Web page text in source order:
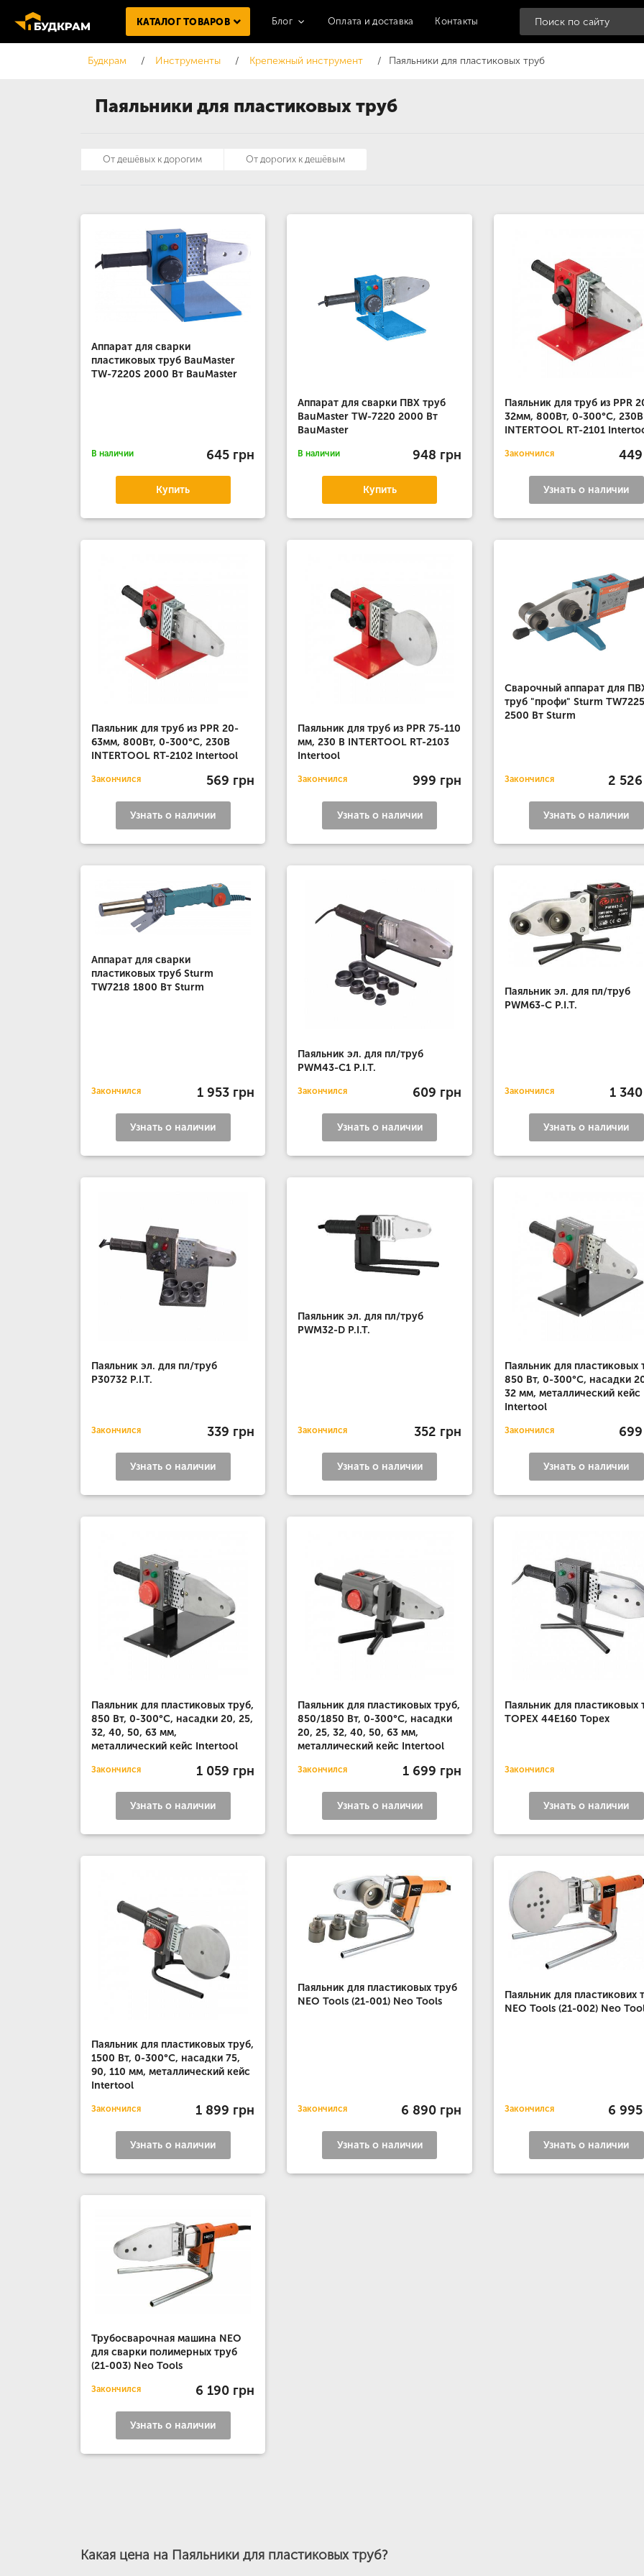
Паяльники для пластиковых труб
КАТАЛОГ ТОВАРОВ Блог Оплата и доставка Контакты
Будкрам Инструменты Крепежный инструмент Паяльники для пластиковых труб
Аппарат для сварки
пластиковых труб BauMaster
TW-7220S 2000 Вт BauMaster
В наличии 645 грн
Купить
Аппарат для сварки ПВХ труб
BauMaster TW-7220 2000 Вт
BauMaster
В наличии 948 грн
Купить
Паяльник для труб из PPR
32мм, 800Вт, 0-300°С, 230В
INTERTOOL RT-2101
Закончился
Узнать о наличии
Паяльник для труб из PPR 20-
63мм, 800Вт, 0-300°С, 230В
INTERTOOL RT-2102 Intertool
Закончился 569 грн
Узнать о наличии
Паяльник для труб из PPR 75-110
мм, 230 В INTERTOOL RT-2103
Intertool
Закончился 999 грн
Узнать о наличии
Сварочный аппарат для
труб "профи" Sturm
2500 Вт Sturm
Закончился 2
Узнать о наличии
Аппарат для сварки
пластиковых труб Sturm
TW7218 1800 Вт Sturm
Закончился 1 953 грн
Узнать о наличии
Паяльник эл. для пл/труб
PWM43-С1 P.I.T.
Закончился 609 грн
Узнать о наличии
Паяльник эл. для пл/труб
PWM63-C P.I.T.
Закончился 1
Узнать о наличии
Паяльник эл. для пл/труб
P30732 P.I.T.
Закончился 339 грн
Узнать о наличии
Паяльник эл. для пл/труб
PWM32-D P.I.T.
Закончился 352 грн
Узнать о наличии
Паяльник для пластиковых
850 Вт, 0-300°C, насадки
32 мм, металлический кейс
Intertool
Закончился
Узнать о наличии
Паяльник для пластиковых труб,
850 Вт, 0-300°C, насадки 20, 25,
32, 40, 50, 63 мм,
металлический кейс Intertool
Закончился 1 059 грн
Узнать о наличии
Паяльник для пластиковых труб,
850/1850 Вт, 0-300°C, насадки
20, 25, 32, 40, 50, 63 мм,
металлический кейс Intertool
Закончился 1 699 грн
Узнать о наличии
Паяльник для пластиковых
TOPEX 44E160 Topex
Закончился
Узнать о наличии
Паяльник для пластиковых труб,
1500 Вт, 0-300°C, насадки 75,
90, 110 мм, металлический кейс
Intertool
Закончился 1 899 грн
Узнать о наличии
Паяльник для пластиковых труб
NEO Tools (21-001) Neo Tools
Закончился 6 890 грн
Узнать о наличии
Паяльник для пластикових
NEO Tools (21-002) Neo
Закончился 6
Узнать о наличии
Трубосварочная машина NEO
для сварки полимерных труб
(21-003) Neo Tools
Закончился 6 190 грн
Узнать о наличии
От дешёвых к дорогим От дорогих к дешёвым
Какая цена на Паяльники для пластиковых труб?